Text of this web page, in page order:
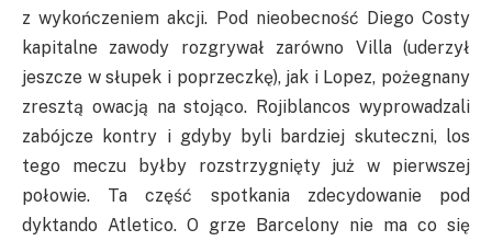
z wykończeniem akcji. Pod nieobecność Diego Costy
kapitalne zawody rozgrywał zarówno Villa (uderzył
jeszcze w słupek i poprzeczkę), jak i Lopez, pożegnany
zresztą owacją na stojąco. Rojiblancos wyprowadzali
zabójcze kontry i gdyby byli bardziej skuteczni, los
tego meczu byłby rozstrzygnięty już w pierwszej
połowie. Ta część spotkania zdecydowanie pod
dyktando Atletico. O grze Barcelony nie ma co się